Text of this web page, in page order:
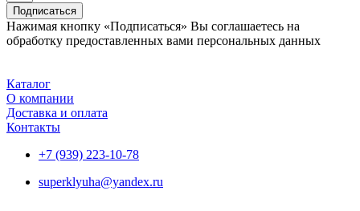
Подписаться
Нажимая кнопку «Подписаться» Вы соглашаетесь на
обработку предоставленных вами персональных данных
Каталог
О компании
Доставка и оплата
Контакты
+7 (939) 223-10-78
superklyuha@yandex.ru